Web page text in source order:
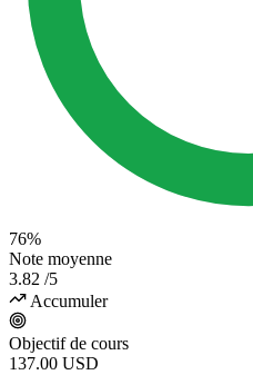
76%
Note moyenne
3.82 /5
Accumuler
Objectif de cours
137.00 USD